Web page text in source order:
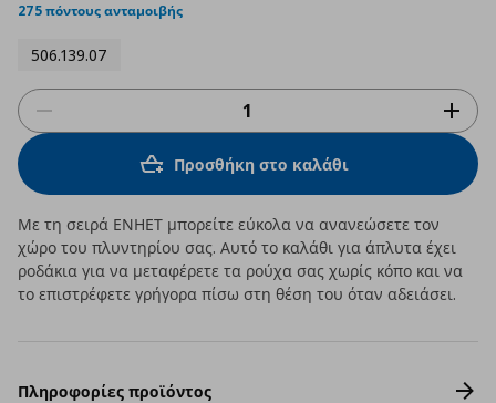
275 πόντους ανταμοιβής
506.139.07
Προσθήκη στο καλάθι
Με τη σειρά ΕΝΗΕΤ μπορείτε εύκολα να ανανεώσετε τον
χώρο του πλυντηρίου σας. Αυτό το καλάθι για άπλυτα έχει
ροδάκια για να μεταφέρετε τα ρούχα σας χωρίς κόπο και να
το επιστρέφετε γρήγορα πίσω στη θέση του όταν αδειάσει.
Πληροφορίες προϊόντος